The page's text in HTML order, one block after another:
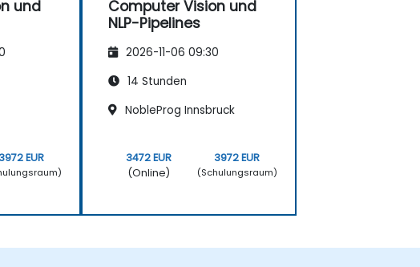
und
3972 EUR
Computer Vision und
NLP-Pipelines
2026-11-06 09:30
14 Stunden
NobleProg Innsbruck
3472 EUR
(Online)
3972 EUR
(Schulungsraum)